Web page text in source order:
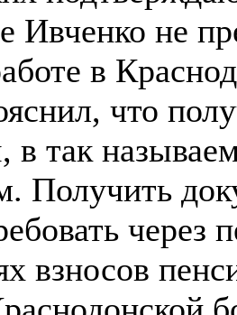
Ивченко не
в
что
в так
Получить
через
взносов